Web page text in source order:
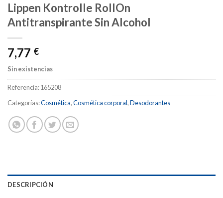
Lippen Kontrolle RollOn
Antitranspirante Sin Alcohol
7,77 €
Sin existencias
Referencia:165208
Categorías:Cosmética,Cosmética corporal,Desodorantes
DESCRIPCIÓN